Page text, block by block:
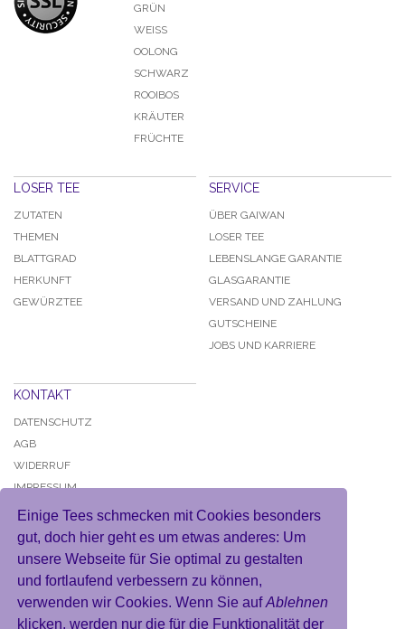
Einige Tees schmecken mit Cookies besonders
gut, doch hier geht es um etwas anderes: Um
unsere Webseite für Sie optimal zu gestalten
und fortlaufend verbessern zu können,
verwenden wir Cookies. Wenn Sie aufAblehnen
klicken, werden nur die für die Funktionalität der
GRÜN
WEISS
OOLONG
SCHWARZ
ROOIBOS
KRÄUTER
FRÜCHTE
LOSER TEE
ZUTATEN
THEMEN
BLATTGRAD
HERKUNFT
GEWÜRZTEE
SERVICE
ÜBER GAIWAN
LOSER TEE
LEBENSLANGE GARANTIE
GLASGARANTIE
VERSAND UND ZAHLUNG
GUTSCHEINE
JOBS UND KARRIERE
KONTAKT
DATENSCHUTZ
AGB
WIDERRUF
IMPRESSUM
KONTO
MEIN BENUTZERKONTO